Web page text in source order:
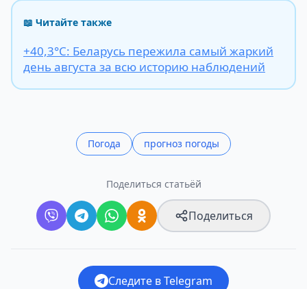
📖 Читайте также
+40,3°С: Беларусь пережила самый жаркий
день августа за всю историю наблюдений
Погода прогноз погоды
Поделиться статьёй
Поделиться
Следите в Telegram